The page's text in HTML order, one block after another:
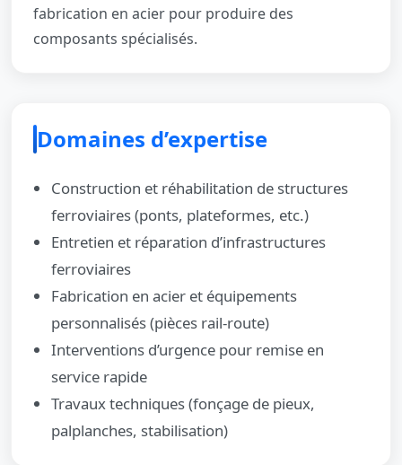
fabrication en acier pour produire des
composants spécialisés.
Domaines d’expertise
Construction et réhabilitation de structures
ferroviaires (ponts, plateformes, etc.)
Entretien et réparation d’infrastructures
ferroviaires
Fabrication en acier et équipements
personnalisés (pièces rail-route)
Interventions d’urgence pour remise en
service rapide
Travaux techniques (fonçage de pieux,
palplanches, stabilisation)